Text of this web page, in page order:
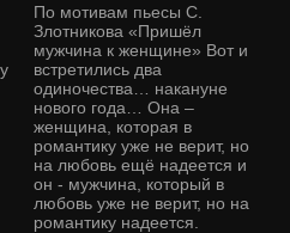
По мотивам пьесы С.
Злотникова «Пришёл
мужчина к женщине» Вот и
встретились два
одиночества… накануне
нового года… Она –
женщина, которая в
романтику уже не верит, но
на любовь ещё надеется и
он - мужчина, который в
любовь уже не верит, но на
романтику надеется.